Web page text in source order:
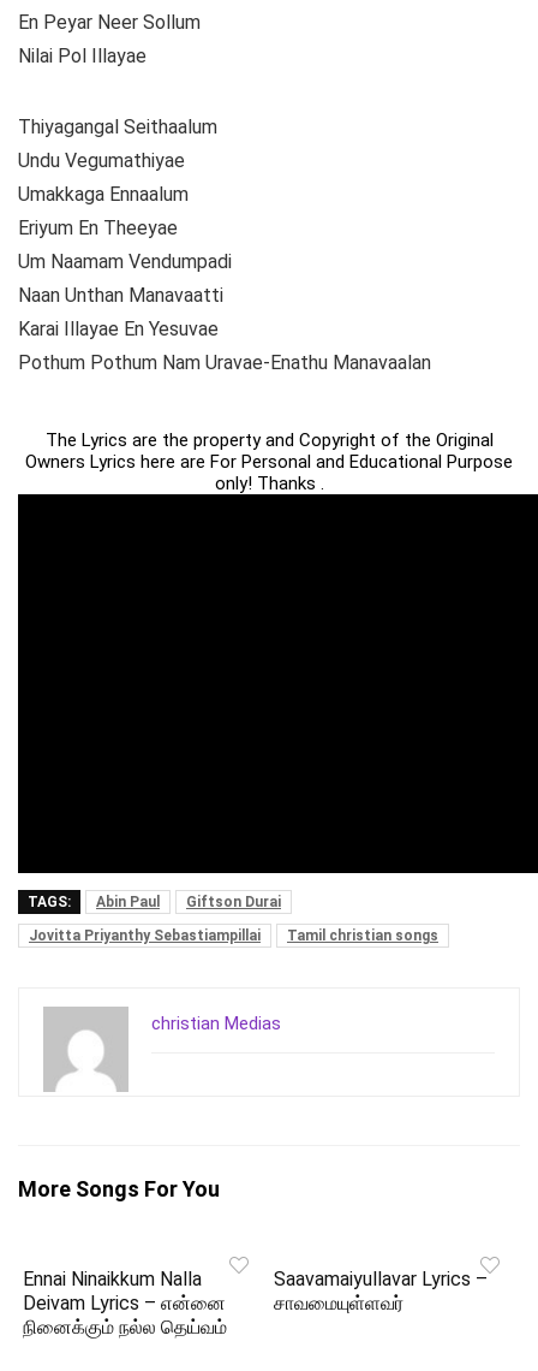
En Peyar Neer Sollum
Nilai Pol Illayae
Thiyagangal Seithaalum
Undu Vegumathiyae
Umakkaga Ennaalum
Eriyum En Theeyae
Um Naamam Vendumpadi
Naan Unthan Manavaatti
Karai Illayae En Yesuvae
Pothum Pothum Nam Uravae-Enathu Manavaalan
The Lyrics are the property and Copyright of the Original
Owners Lyrics here are For Personal and Educational Purpose
only! Thanks .
TAGS: Abin Paul
Giftson Durai
Jovitta Priyanthy Sebastiampillai
Tamil christian songs
christian Medias
More Songs For You
Ennai Ninaikkum Nalla
Deivam Lyrics – என்னை
நினைக்கும் நல்ல தெய்வம்
Saavamaiyullavar Lyrics –
சாவமையுள்ளவர்